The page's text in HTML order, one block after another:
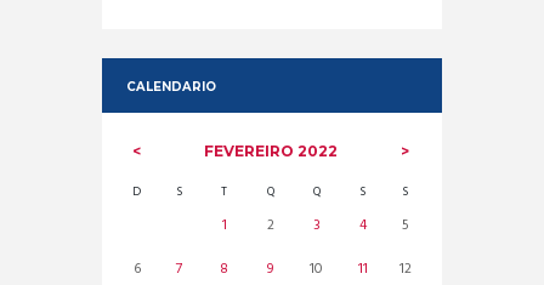
CALENDARIO
FEVEREIRO2022
D S T Q Q S S
1 2 3 4
5
6
7 8 9 10 11 12